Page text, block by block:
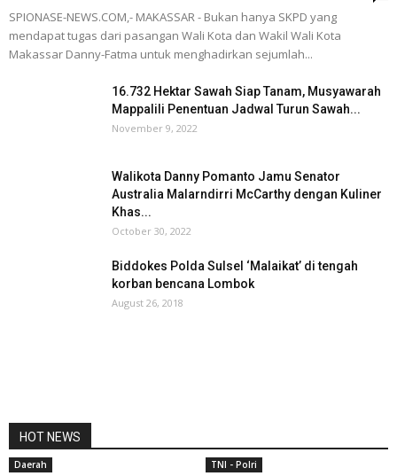
SPIONASE-NEWS.COM,- MAKASSAR - Bukan hanya SKPD yang
mendapat tugas dari pasangan Wali Kota dan Wakil Wali Kota
Makassar Danny-Fatma untuk menghadirkan sejumlah...
16.732 Hektar Sawah Siap Tanam, Musyawarah
Mappalili Penentuan Jadwal Turun Sawah...
November 9, 2022
Walikota Danny Pomanto Jamu Senator
Australia Malarndirri McCarthy dengan Kuliner
Khas...
October 30, 2022
Biddokes Polda Sulsel ‘Malaikat’ di tengah
korban bencana Lombok
August 26, 2018
HOT NEWS
Daerah TNI - Polri